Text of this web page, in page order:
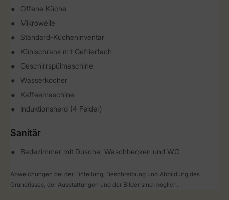
Offene Küche
Mikrowelle
Standard-Kücheninventar
Kühlschrank mit Gefrierfach
Geschirrspülmaschine
Wasserkocher
Kaffeemaschine
Induktionsherd (4 Felder)
Sanitär
Badezimmer mit Dusche, Waschbecken und WC
Abweichungen bei der Einteilung, Beschreibung und Abbildung des
Grundrisses, der Ausstattungen und der Bilder sind möglich.